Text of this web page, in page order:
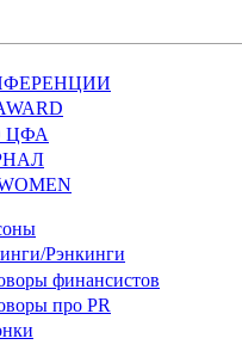
ЦФА
Рэнкинги
финансистов
про PR